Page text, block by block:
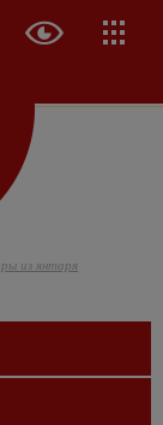
из янтаря